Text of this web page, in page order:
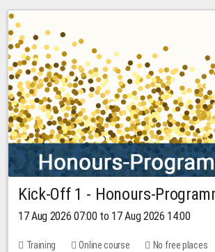
Kick-Off 1 - Honours-
17 Aug 2026 07:00 to 17 Aug 2026 14:00
Training Online course No free places